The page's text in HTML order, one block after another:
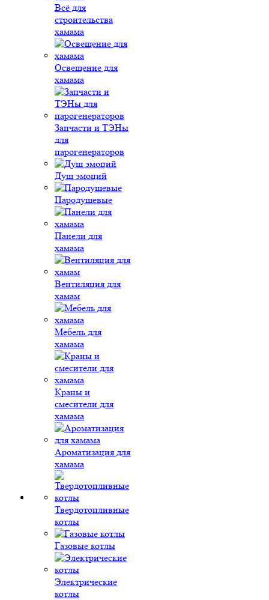
Всё для
строительства
хамама
Освещение для
хамама
Запчасти и ТЭНы
для
парогенераторов
Душ эмоций
Пародушевые
Панели для
хамама
Вентиляция для
хамам
Мебель для
хамама
Краны и
смесители для
хамама
Ароматизация для
хамама
Твердотопливные
котлы
Газовые котлы
Электрические
котлы